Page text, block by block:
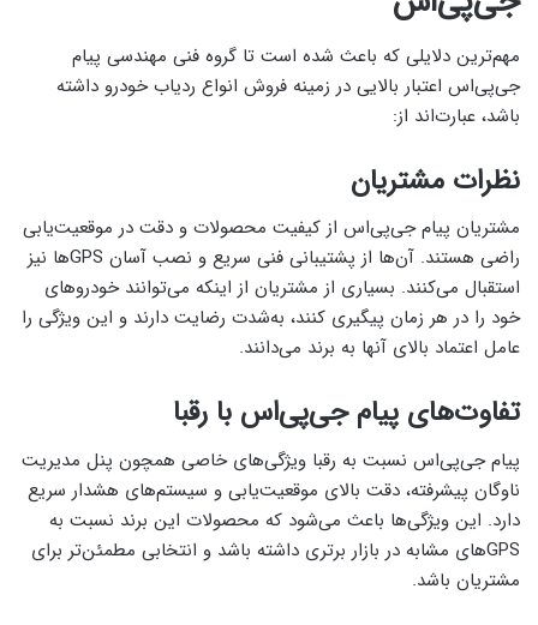
مهم‌ترین دلایلی که باعث شده است تا گروه فنی مهندسی پیام
جی‌پی‌اس اعتبار بالایی در زمینه فروش انواع ردیاب خودرو داشته
باشد، عبارت‌اند از:
نظرات مشتریان
مشتریان پیام جی‌پی‌اس از کیفیت محصولات و دقت در موقعیت‌یابی
راضی هستند. آن‌ها از پشتیبانی فنی سریع و نصب آسان GPSها نیز
استقبال می‌کنند. بسیاری از مشتریان از اینکه می‌توانند خودروهای
خود را در هر زمان پیگیری کنند، به‌شدت رضایت دارند و این ویژگی را
عامل اعتماد بالای آنها به برند می‌دانند.
تفاوت‌های پیام جی‌پی‌اس با رقبا
پیام جی‌پی‌اس نسبت به رقبا ویژگی‌های خاصی همچون پنل مدیریت
ناوگان پیشرفته، دقت بالای موقعیت‌یابی و سیستم‌های هشدار سریع
دارد. این ویژگی‌ها باعث می‌شود که محصولات این برند نسبت به
GPSهای مشابه در بازار برتری داشته باشد و انتخابی مطمئن‌تر برای
مشتریان باشد.